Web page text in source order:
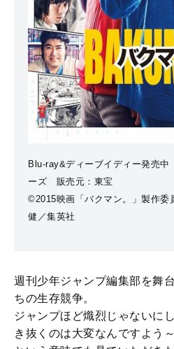
Blu-ray&ディーブイディー発売
ーズ 販売元：東宝
©2015映画「バクマン。」製作
健／集英社
週刊少年ジャンプ編集部を舞
ちの生存競争。
ジャンプほど熾烈じゃないに
き抜くのは大変なんですよう～